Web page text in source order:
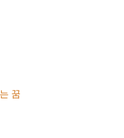
꿈